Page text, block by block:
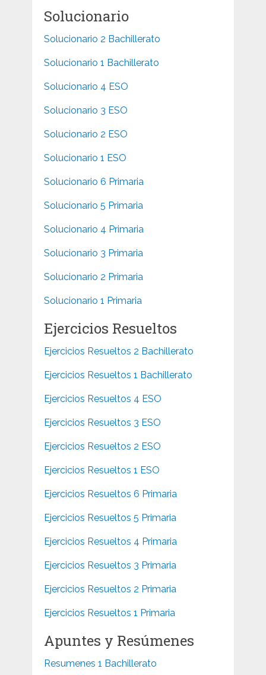
Solucionario
Solucionario 2 Bachillerato
Solucionario 1 Bachillerato
Solucionario 4 ESO
Solucionario 3 ESO
Solucionario 2 ESO
Solucionario 1 ESO
Solucionario 6 Primaria
Solucionario 5 Primaria
Solucionario 4 Primaria
Solucionario 3 Primaria
Solucionario 2 Primaria
Solucionario 1 Primaria
Ejercicios Resueltos
Ejercicios Resueltos 2 Bachillerato
Ejercicios Resueltos 1 Bachillerato
Ejercicios Resueltos 4 ESO
Ejercicios Resueltos 3 ESO
Ejercicios Resueltos 2 ESO
Ejercicios Resueltos 1 ESO
Ejercicios Resueltos 6 Primaria
Ejercicios Resueltos 5 Primaria
Ejercicios Resueltos 4 Primaria
Ejercicios Resueltos 3 Primaria
Ejercicios Resueltos 2 Primaria
Ejercicios Resueltos 1 Primaria
Apuntes y Resúmenes
Resumenes 1 Bachillerato